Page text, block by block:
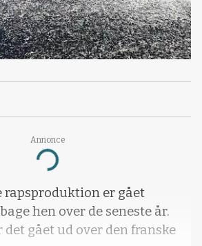
Annonce
Loading...
rapsproduktion er gået
hen over de seneste år.
det gået ud over den franske